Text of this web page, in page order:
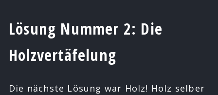
Lösung Nummer 2: Die
Holzvertäfelung
Die nächste Lösung war Holz! Holz selber